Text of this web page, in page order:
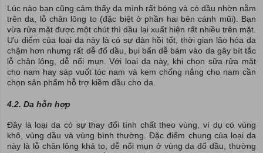
Lúc nào bạn cũng cảm thấy da mình rất bóng và có dầu nhờn nằm
trên da, lỗ chân lông to (đặc biệt ở phần hai bên cánh mũi). Bạn
vừa rửa mặt được một chút thì dầu lại xuất hiện rất nhiều trên mặt.
Ưu điểm của loại da này là có sự đàn hồi tốt, thời gian lão hóa da
chậm hơn nhưng rất dễ đổ dầu, bụi bẩn dễ bám vào da gây bít tắc
lỗ chân lông, dễ nổi mụn. Với loại da này, khi chọn sữa rửa mặt
cho nam hay sáp vuốt tóc nam và kem chống nắng cho nam cần
chọn sản phẩm hỗ trợ kiềm dầu cho da.
4.2. Da hỗn hợp
Đây là loại da có sự thay đổi tính chất theo vùng, ví dụ có vùng
khô, vùng dầu và vùng bình thường. Đặc điểm chung của loại da
này là lỗ chân lông khá to, dễ nổi mụn ở vùng da đổ dầu, thường